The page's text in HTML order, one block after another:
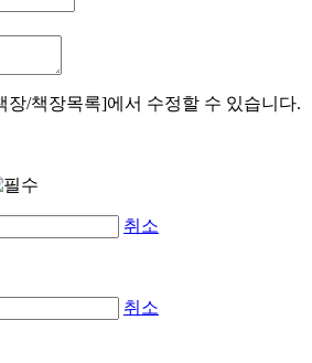
장/책장목록]에서 수정할 수 있습니다.
취소
취소